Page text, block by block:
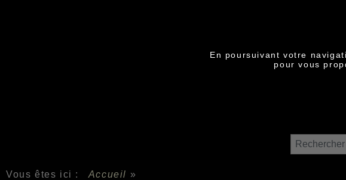
En poursuivant votre
pour vous
Vous êtes ici : Accueil »